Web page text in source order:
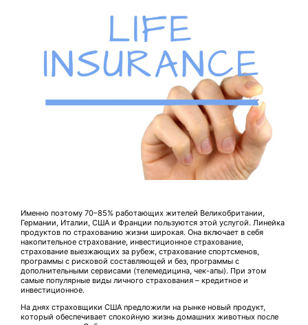
Именно поэтому 70–85% работающих жителей Великобритании,
Германии, Италии, США и Франции пользуются этой услугой. Линейка
продуктов по страхованию жизни широкая. Она включает в себя
накопительное страхование, инвестиционное страхование,
страхование выезжающих за рубеж, страхование спортсменов,
программы с рисковой составляющей и без, программы с
дополнительными сервисами (телемедицина, чек-апы). При этом
самые популярные виды личного страхования – кредитное и
инвестиционное.
На днях страховщики США предложили на рынке новый продукт,
который обеспечивает спокойную жизнь домашних животных после